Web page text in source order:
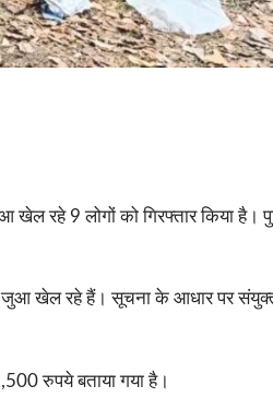
रहे 9 लोगों को गिरफ्तार किया है।
जुआ खेल रहे हैं। सूचना के आधार पर
रुपये बताया गया है।